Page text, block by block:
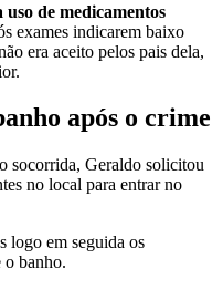
uso de medicamentos
exames indicarem baixo
era aceito pelos pais dela,
após o crime
socorrida, Geraldo solicitou
no local para entrar no
logo em seguida os
o banho.